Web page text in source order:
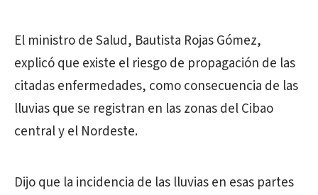
El ministro de Salud, Bautista Rojas Gómez,
explicó que existe el riesgo de propagación de las
citadas enfermedades, como consecuencia de las
lluvias que se registran en las zonas del Cibao
central y el Nordeste.
Dijo que la incidencia de las lluvias en esas partes